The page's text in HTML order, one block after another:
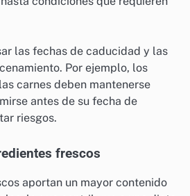
en mal estado
estado pueden contener
que provocan intoxicaciones
como náuseas, vómitos y
pueden variar en gravedad,
las fechas de caducidad y las